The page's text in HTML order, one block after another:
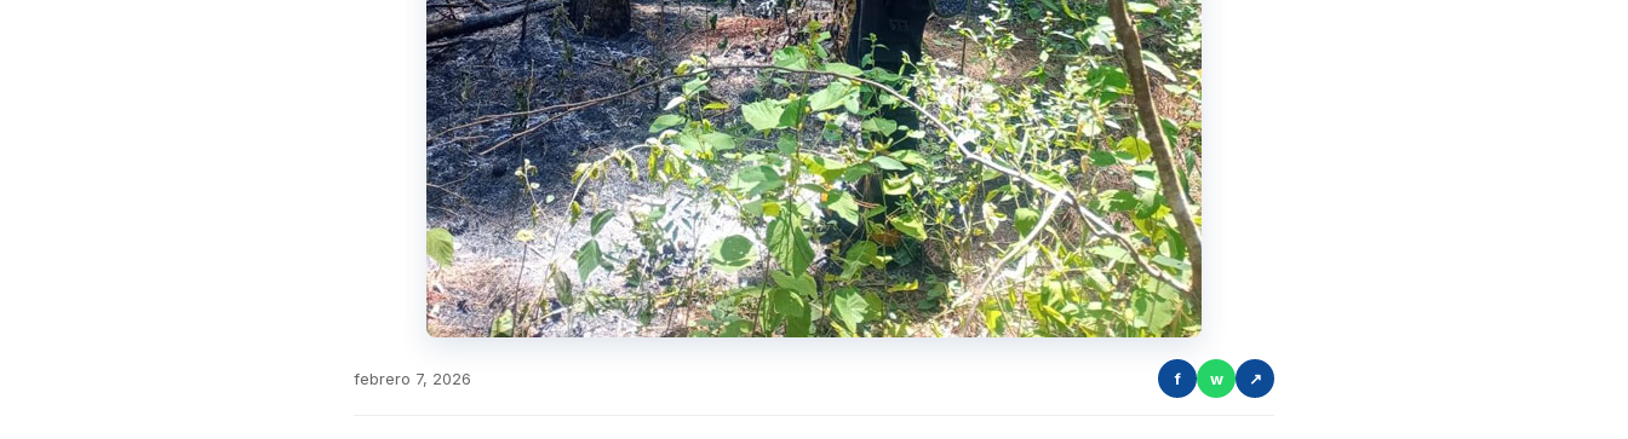
febrero 7, 2026 f w ↗